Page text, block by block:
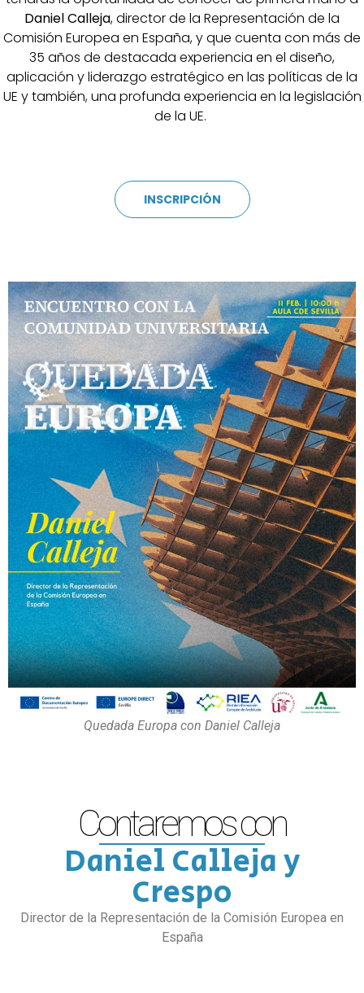
Daniel Calleja, director de la Representación de la
Comisión Europea en España, y que cuenta con más de
35 años de destacada experiencia en el diseño,
aplicación y liderazgo estratégico en las políticas de la
UE y también, una profunda experiencia en la legislación
de la UE.
INSCRIPCIÓN
Quedada Europa con Daniel Calleja
Contaremos con
Daniel Calleja y
Crespo
Director de la Representación de la Comisión Europea en
España